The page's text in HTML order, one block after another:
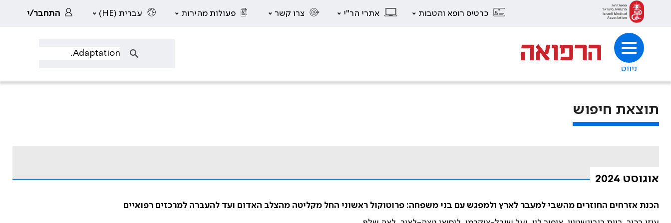
כרטיס רופא והטבות אתרי הר"י צרו קשר פעולות מהירות עברית (HE) התחבר/י
ניווט
תוצאת חיפוש
אוגוסט 2024
הכנת אזרחים החוזרים מהשבי למעבר לארץ ולמפגש עם בני משפחה: פרוטוקול ראשוני החל מקליטה מהצלב האדום ועד להעברה למרכזים רפואיים